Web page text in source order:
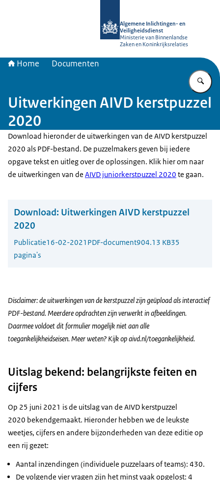
Algemene Inlichtingen- en
Veiligheidsdienst
Ministerie van Binnenlandse
Zaken en Koninkrijksrelaties
Home Documenten
Uitwerkingen AIVD kerstpuzzel
2020
Download hieronder de uitwerkingen van de AIVD kerstpuzzel
2020 als PDF-bestand. De puzzelmakers geven bij iedere
opgave tekst en uitleg over de oplossingen. Klik hier om naar
de uitwerkingen van de AIVD juniorkerstpuzzel 2020 te gaan.
Download: Uitwerkingen AIVD kerstpuzzel
2020
Publicatie16-02-2021 PDF-document904.13 KB35
pagina's
Disclaimer: de uitwerkingen van de kerstpuzzel zijn geüpload als interactief
PDF-bestand. Meerdere opdrachten zijn verwerkt in afbeeldingen.
Daarmee voldoet dit formulier mogelijk niet aan alle
toegankelijkheidseisen. Meer weten? Kijk opaivd.nl/toegankelijkheid.
Uitslag bekend: belangrijkste feiten en
cijfers
Op 25 juni 2021 is de uitslag van de AIVD kerstpuzzel
2020 bekendgemaakt. Hieronder hebben we de leukste
weetjes, cijfers en andere bijzonderheden van deze editie op
een rij gezet:
Aantal inzendingen (individuele puzzelaars of teams): 430.
De volgende vier vragen zijn het minst vaak opgelost: 4